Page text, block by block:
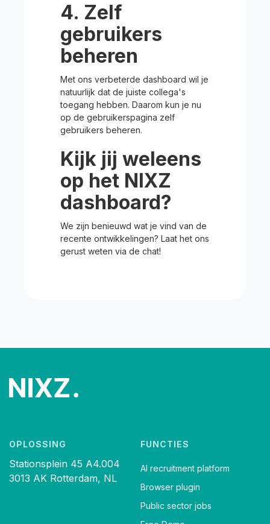
4. Zelf
gebruikers
beheren
Met ons verbeterde dashboard wil je
natuurlijk dat de juiste collega's
toegang hebben. Daarom kun je nu
op de gebruikerspagina zelf
gebruikers beheren.
Kijk jij weleens
op het NIXZ
dashboard?
We zijn benieuwd wat je vind van de
recente ontwikkelingen? Laat het ons
gerust weten via de chat!
OPLOSSING
Stationsplein 45 A4.004
3013 AK Rotterdam, NL
FUNCTIES
AI recruitment platform
Browser plugin
Public sector jobs